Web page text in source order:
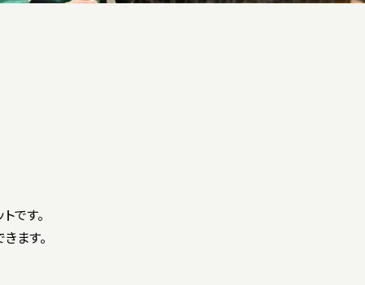
です。
ます。